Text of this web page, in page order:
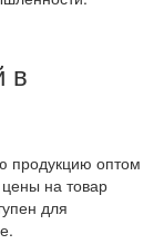
в
продукцию оптом
на товар
для